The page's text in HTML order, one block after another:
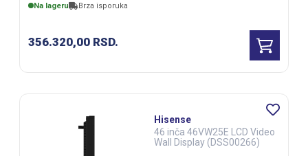
Na lageru Brza isporuka
356.320,00 RSD.
Hisense
46 inča 46VW25E LCD Video
Wall Display (DSS00266)